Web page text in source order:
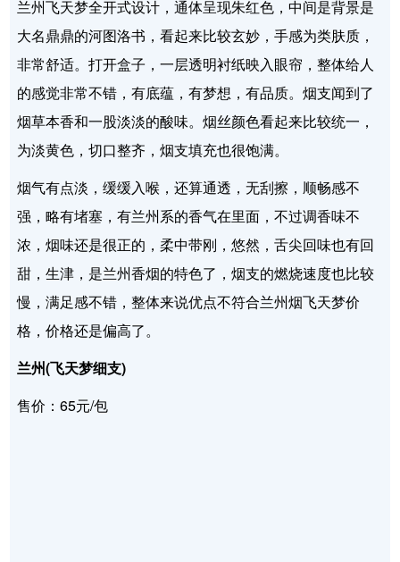
兰州飞天梦全开式设计，通体呈现朱红色，中间是背景是
大名鼎鼎的河图洛书，看起来比较玄妙，手感为类肤质，
非常舒适。打开盒子，一层透明衬纸映入眼帘，整体给人
的感觉非常不错，有底蕴，有梦想，有品质。烟支闻到了
烟草本香和一股淡淡的酸味。烟丝颜色看起来比较统一，
为淡黄色，切口整齐，烟支填充也很饱满。
烟气有点淡，缓缓入喉，还算通透，无刮擦，顺畅感不
强，略有堵塞，有兰州系的香气在里面，不过调香味不
浓，烟味还是很正的，柔中带刚，悠然，舌尖回味也有回
甜，生津，是兰州香烟的特色了，烟支的燃烧速度也比较
慢，满足感不错，整体来说优点不符合兰州烟飞天梦价
格，价格还是偏高了。
兰州(飞天梦细支)
售价：65元/包